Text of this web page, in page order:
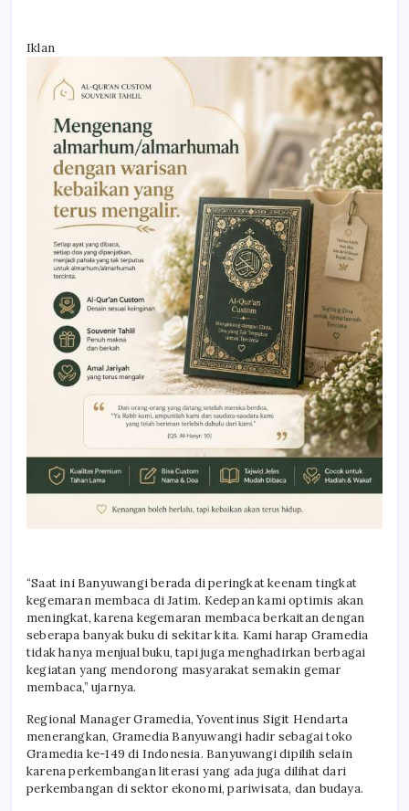
Iklan
“Saat ini Banyuwangi berada di peringkat keenam tingkat
kegemaran membaca di Jatim. Kedepan kami optimis akan
meningkat, karena kegemaran membaca berkaitan dengan
seberapa banyak buku di sekitar kita. Kami harap Gramedia
tidak hanya menjual buku, tapi juga menghadirkan berbagai
kegiatan yang mendorong masyarakat semakin gemar
membaca,” ujarnya.
Regional Manager Gramedia, Yoventinus Sigit Hendarta
menerangkan, Gramedia Banyuwangi hadir sebagai toko
Gramedia ke-149 di Indonesia. Banyuwangi dipilih selain
karena perkembangan literasi yang ada juga dilihat dari
perkembangan di sektor ekonomi, pariwisata, dan budaya.